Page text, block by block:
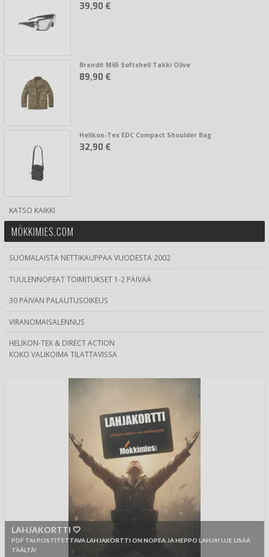
39,90 €
Brandit M65 Softshell Takki Olive
89,90 €
Helikon-Tex EDC Compact Shoulder Bag
32,90 €
KATSO KAIKKI
MÖKKIMIES.COM
SUOMALAISTA NETTIKAUPPAA VUODESTA 2002
TUULENNOPEAT TOIMITUKSET 1-2 PÄIVÄÄ
30 PÄIVÄN PALAUTUSOIKEUS
VIRANOMAISALENNUS
HELIKON-TEX & DIRECT ACTION
KOKO VALIKOIMA TILATTAVISSA
LAHJAKORTTI 🤍
PDF TAI POSTITETTAVA LAHJAKORTTI ON NOPEA JA HEPPO LAHJA! LUE LISÄÄ
TÄÄLTÄ!